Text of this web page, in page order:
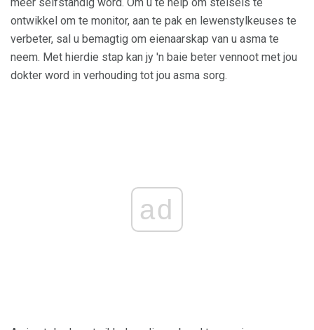
ontwikkel om te monitor, aan te pak en lewenstylkeuses te
verbeter, sal u bemagtig om eienaarskap van u asma te
neem. Met hierdie stap kan jy 'n baie beter vennoot met jou
dokter word in verhouding tot jou asma sorg.
ad